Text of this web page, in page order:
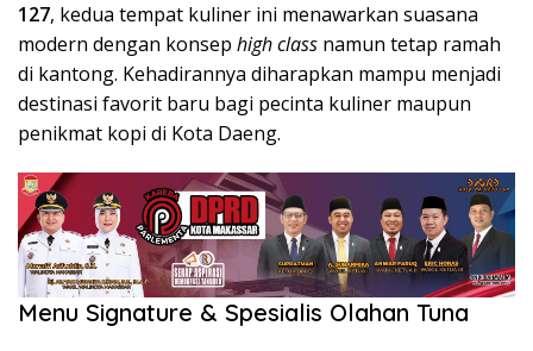
127, kedua tempat kuliner ini menawarkan suasana
modern dengan konsep high class namun tetap ramah
di kantong. Kehadirannya diharapkan mampu menjadi
destinasi favorit baru bagi pecinta kuliner maupun
penikmat kopi di Kota Daeng.
Menu Signature & Spesialis Olahan Tuna